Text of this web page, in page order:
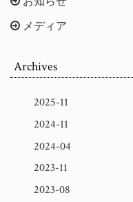
メディア
Archives
2025-11
2024-11
2024-04
2023-11
2023-08